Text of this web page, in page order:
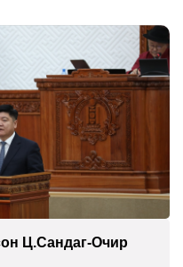
Ц.Сандаг-Очир